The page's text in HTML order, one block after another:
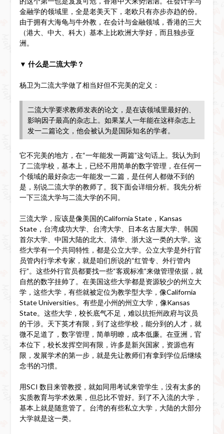
金融学的领域里，全是老美天下，老欧只有亦步亦趋的份。
由于拥有大海龟与牛外教，在会计与金融领域，香港的三大
（港大、中大、科大）基本上比欧洲大学好，而且独步亚
洲。
▼ 什么是二流大学？
杨卫为二流大学做了相当好但不完美的定义：
二流大学要求教师发表的论文，是在该领域里最好的、
影响因子最高的杂志上。如果某人一年能在这样杂志上
发一二篇论文，他会被认为是国际知名的学者。
它不完美的地方，在“一年能发一两篇”这句话上。我认为到
了二流学校，基本上，已经不用简单的数字管理，在任何一
个领域的最好杂志一年能发一二篇，是任何人都做不到的
是，别说二流大学的教师了。我下面会详细分析。我先分析
一下三流大学与二流大学的不同。
三流大学，应该是像美国的California State，Kansas
State，台湾成功大学、台湾大学、日本名古屋大学、韩国
首尔大学、中国大陆的北大、清华、浙大这一类的大学。这
些大学有一个共同特性，都是公立大学。公立大学是外行官
员管内行学术专家，就是咱们所说的“红管专、外行管内
行”。这些外行官员都要找一些“客观标准”来做管理依据，就
自然的数字挂帅了。在美国这些大学都是资源较少的州立大
学，这些大学，有些就被定位为教学型大学，像California
State Universities。有些是小州的州立大学，像Kansas
State。这些大学，校长底气不足，难以抗拒州政府与议员
的干涉。天下英才有限，到了这些学校，能分到的人才，就
微不足道了，数字管理，简单明瞭，成本低廉。在亚洲，官
本位下，校长发挥空间有限，许多是新兴国家，资源也有
限，发展学术的第一步，就是先让教师们有拿到学位后继续
念书的习惯。
用SCI 数目来管教授，就如同用考试来管学生，没有太多的
实质教育与学术效果，但总比不管好。到了不入流的大学，
基本上就是随意管了。台湾的有些私立大学，大陆的大部分
大学就是这一类。